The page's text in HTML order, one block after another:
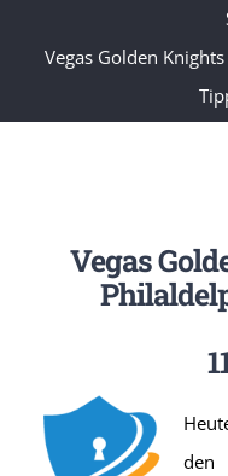
Vegas Golden
Vegas
den